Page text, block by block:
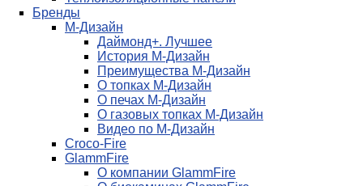
Бренды
М-Дизайн
Даймонд+. Лучшее
История М-Дизайн
Преимущества М-Дизайн
О топках М-Дизайн
О печах М-Дизайн
О газовых топках М-Дизайн
Видео по М-Дизайн
Croco-Fire
GlammFire
О компании GlammFire